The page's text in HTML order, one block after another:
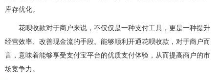
库存优化。
花呗收款对于商户来说，不仅仅是一种支付工具，更是一种提升
经营效率、改善现金流的手段。能够顺利开通花呗收款，对于商户而
言，意味着能够享受支付宝平台的优质支付体验，从而提高商户的市
场竞争力。